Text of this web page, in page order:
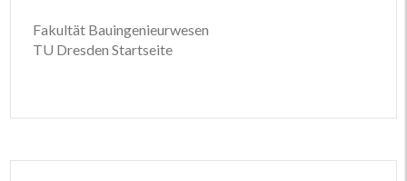
Fakultät Bauingenieurwesen
TU Dresden Startseite